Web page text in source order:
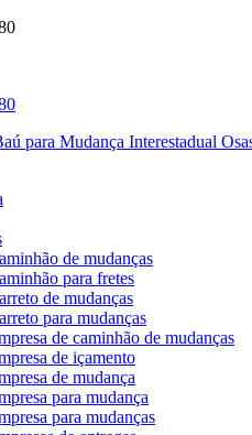
de mudanças
para fretes
de mudanças
para mudanças
de caminhão de mudanças
de içamento
de mudança
para mudança
para mudanças